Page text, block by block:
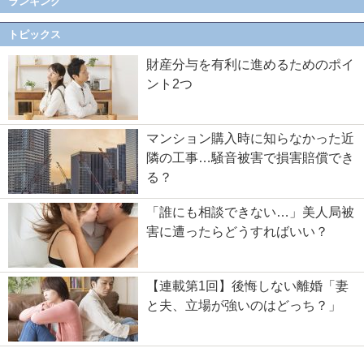
トピックス
財産分与を有利に進めるためのポイ
ント2つ
マンション購入時に知らなかった近
隣の工事…騒音被害で損害賠償でき
る？
「誰にも相談できない…」美人局被
害に遭ったらどうすればいい？
【連載第1回】後悔しない離婚「妻
と夫、立場が強いのはどっち？」